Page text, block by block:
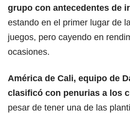
grupo con antecedentes de
estando en el primer lugar de
juegos, pero cayendo en
ocasiones.
América de Cali, equipo de
clasificó con penurias a los
pesar de tener una de las